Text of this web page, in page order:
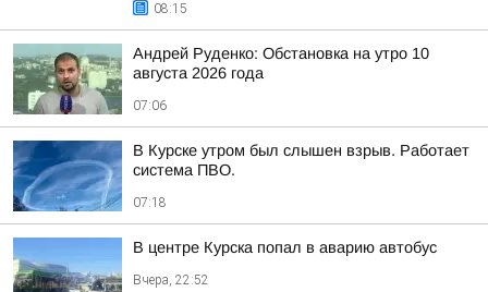
08:15
Андрей Руденко: Обстановка на утро 10
августа 2026 года
07:06
В Курске утром был слышен взрыв. Работает
система ПВО.
07:18
В центре Курска попал в аварию автобус
Вчера, 22:52